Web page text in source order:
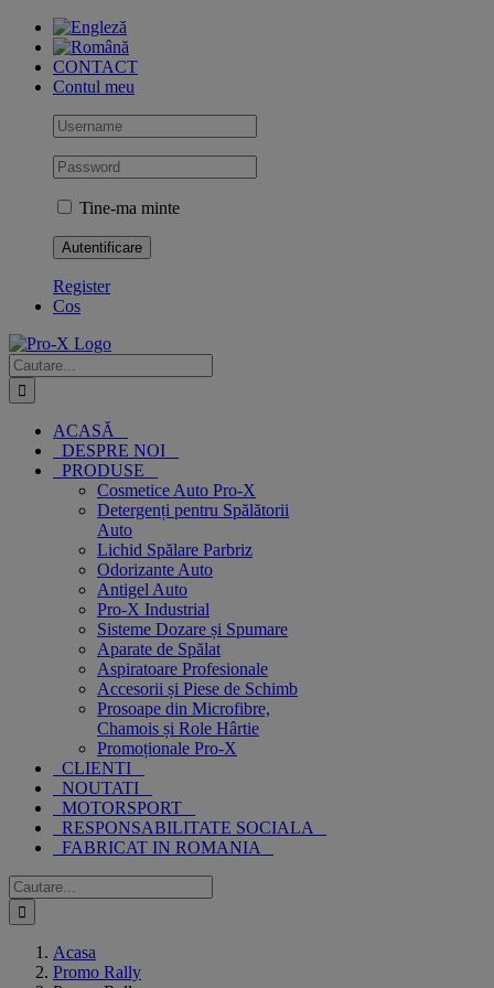
Skip
contentCONTACT
Contul meu
Tine-ma minte
Register
Cos
Cautare...
ACASĂ
DESPRE NOI
PRODUSE
Cosmetice Auto Pro-X
Detergenți pentru Spălătorii
Auto
Lichid Spălare Parbriz
Odorizante Auto
Antigel Auto
Pro-X Industrial
Sisteme Dozare și Spumare
Aparate de Spălat
Aspiratoare Profesionale
Accesorii și Piese de Schimb
Prosoape din Microfibre,
Chamois și Role Hârtie
Promoționale Pro-X
CLIENTI
NOUTATI
MOTORSPORT
RESPONSABILITATE SOCIALA
FABRICAT IN ROMANIA
Cautare...
Acasa
Promo Rally